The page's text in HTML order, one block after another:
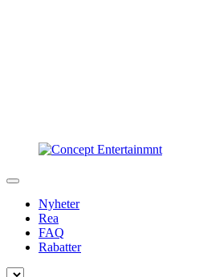
Nyheter
Rea
FAQ
Rabatter